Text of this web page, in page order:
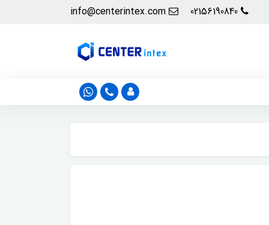
02156190840
info@centerintex.com